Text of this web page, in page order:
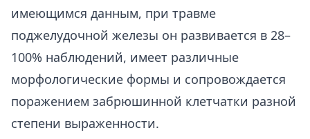
имеющимся данным, при травме
поджелудочной железы он развивается в 28–
100% наблюдений, имеет различные
морфологические формы и сопровождается
поражением забрюшинной клетчатки разной
степени выраженности.